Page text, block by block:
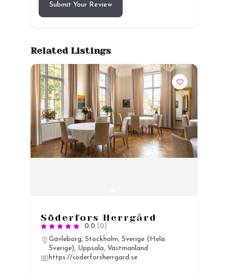
Submit Your Review
Related Listings
Söderfors Herrgård
0.0 (0)
Gävleborg, Stockholm, Sverige (Hela
Sverige), Uppsala, Västmanland
https://soderforsherrgard.se